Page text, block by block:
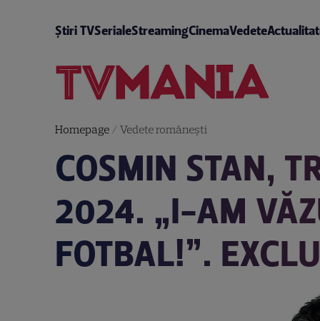
Știri TVSerialeStreamingCinemaVedete
Homepage/ Vedete româneşti
COSMIN STAN,
2024. „I-AM
FOTBAL!”.